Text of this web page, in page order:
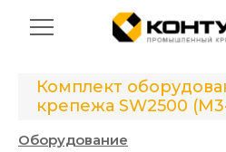
Комплект
крепежа SW2500
Оборудование